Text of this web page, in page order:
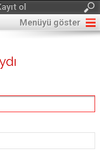
ol
Menüyü göster